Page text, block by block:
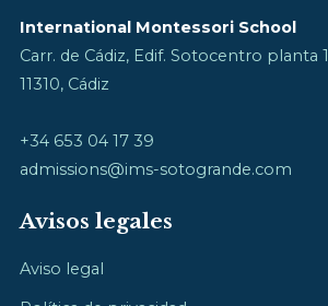
International Montessori School
Carr. de Cádiz, Edif. Sotocentro planta 1
11310, Cádiz
+34 653 04 17 39
admissions@ims-sotogrande.com
Avisos legales
Aviso legal